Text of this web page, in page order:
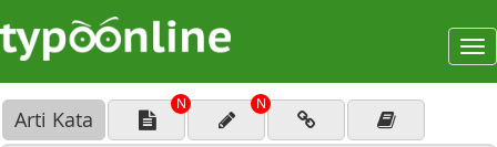
Arti Kata
N N